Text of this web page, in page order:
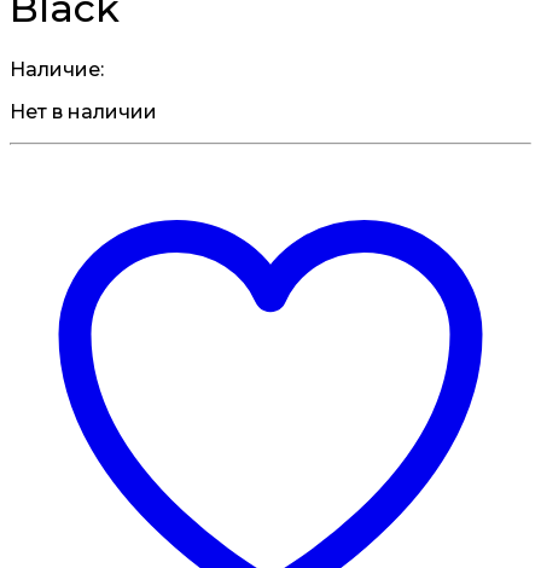
Наличие:
Нет в наличии